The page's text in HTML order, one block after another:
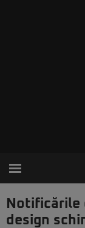
Notificările
design